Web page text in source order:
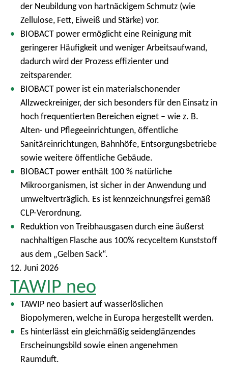
der Neubildung von hartnäckigem Schmutz (wie
Zellulose, Fett, Eiweiß und Stärke) vor.
BIOBACT power ermöglicht eine Reinigung mit
geringerer Häufigkeit und weniger Arbeitsaufwand,
dadurch wird der Prozess effizienter und
zeitsparender.
BIOBACT power ist ein materialschonender
Allzweckreiniger, der sich besonders für den Einsatz in
hoch frequentierten Bereichen eignet – wie z. B.
Alten- und Pflegeeinrichtungen, öffentliche
Sanitäreinrichtungen, Bahnhöfe, Entsorgungsbetriebe
sowie weitere öffentliche Gebäude.
BIOBACT power enthält 100 % natürliche
Mikroorganismen, ist sicher in der Anwendung und
umweltverträglich. Es ist kennzeichnungsfrei gemäß
CLP-Verordnung.
Reduktion von Treibhausgasen durch eine äußerst
nachhaltigen Flasche aus 100% recyceltem Kunststoff
aus dem „Gelben Sack“.
12. Juni 2026
TAWIP neo
TAWIP neo basiert auf wasserlöslichen
Biopolymeren, welche in Europa hergestellt werden.
Es hinterlässt ein gleichmäßig seidenglänzendes
Erscheinungsbild sowie einen angenehmen
Raumduft.